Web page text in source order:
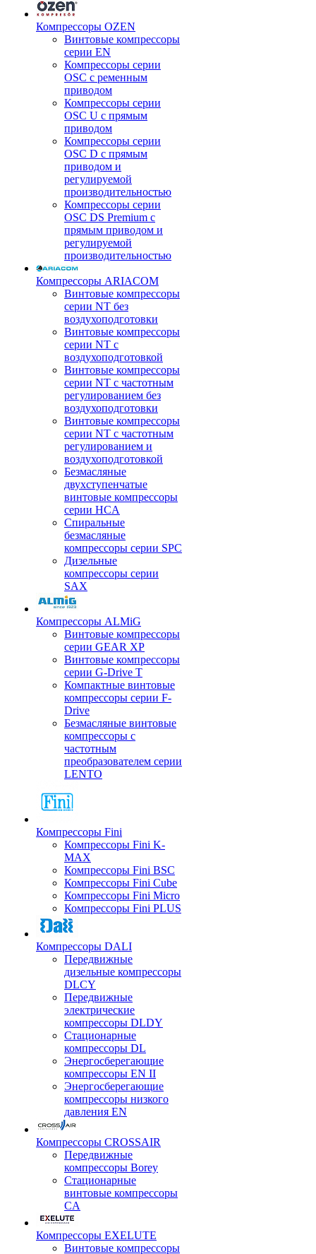
Компрессоры OZEN
Винтовые компрессоры
серии EN
Компрессоры серии
OSC с ременным
приводом
Компрессоры серии
OSC U с прямым
приводом
Компрессоры серии
OSC D с прямым
приводом и
регулируемой
производительностью
Компрессоры серии
OSC DS Premium с
прямым приводом и
регулируемой
производительностью
Компрессоры ARIACOM
Винтовые компрессоры
серии NT без
воздухоподготовки
Винтовые компрессоры
серии NT c
воздухоподготовкой
Винтовые компрессоры
серии NT с частотным
регулированием без
воздухоподготовки
Винтовые компрессоры
серии NT с частотным
регулированием и
воздухоподготовкой
Безмасляные
двухступенчатые
винтовые компрессоры
серии HCA
Спиральные
безмасляные
компрессоры серии SPC
Дизельные
компрессоры серии
SAX
Компрессоры ALMiG
Винтовые компрессоры
серии GEAR XP
Винтовые компрессоры
серии G-Drive T
Компактные винтовые
компрессоры серии F-
Drive
Безмасляные винтовые
компрессоры с
частотным
преобразователем серии
LENTO
Компрессоры Fini
Компрессоры Fini K-
MAX
Компрессоры Fini BSC
Компрессоры Fini Cube
Компрессоры Fini Micro
Компрессоры Fini PLUS
Компрессоры DALI
Передвижные
дизельные компрессоры
DLCY
Передвижные
электрические
компрессоры DLDY
Стационарные
компрессоры DL
Энергосберегающие
компрессоры EN II
Энергосберегающие
компрессоры низкого
давления EN
Компрессоры CROSSAIR
Передвижные
компрессоры Borey
Стационарные
винтовые компрессоры
CA
Компрессоры EXELUTE
Винтовые компрессоры